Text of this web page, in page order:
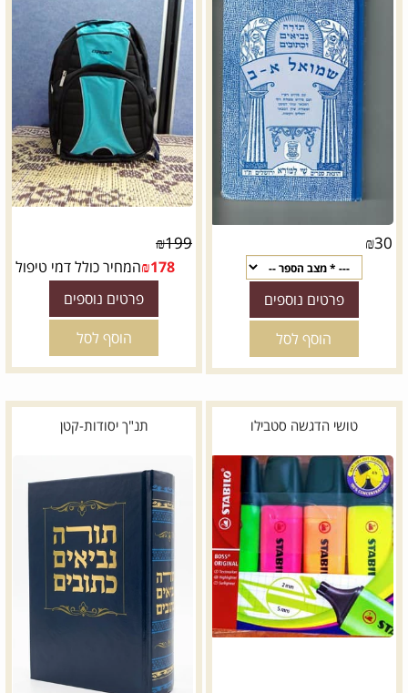
₪30
פרטים נוספים
הוסף לסל
₪199
₪178 המחיר כולל דמי טיפול
פרטים נוספים
הוסף לסל
טושי הדגשה סטבילו תנ"ך יסודות-קטן